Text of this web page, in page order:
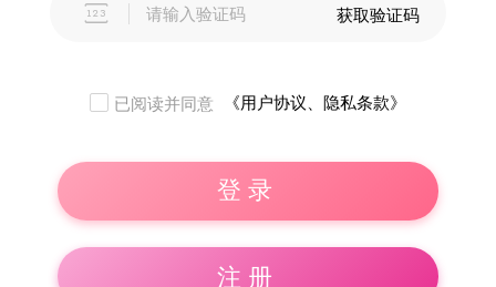
 获取验证码
已阅读并同意 《用户协议、隐私条款》
登录
注册